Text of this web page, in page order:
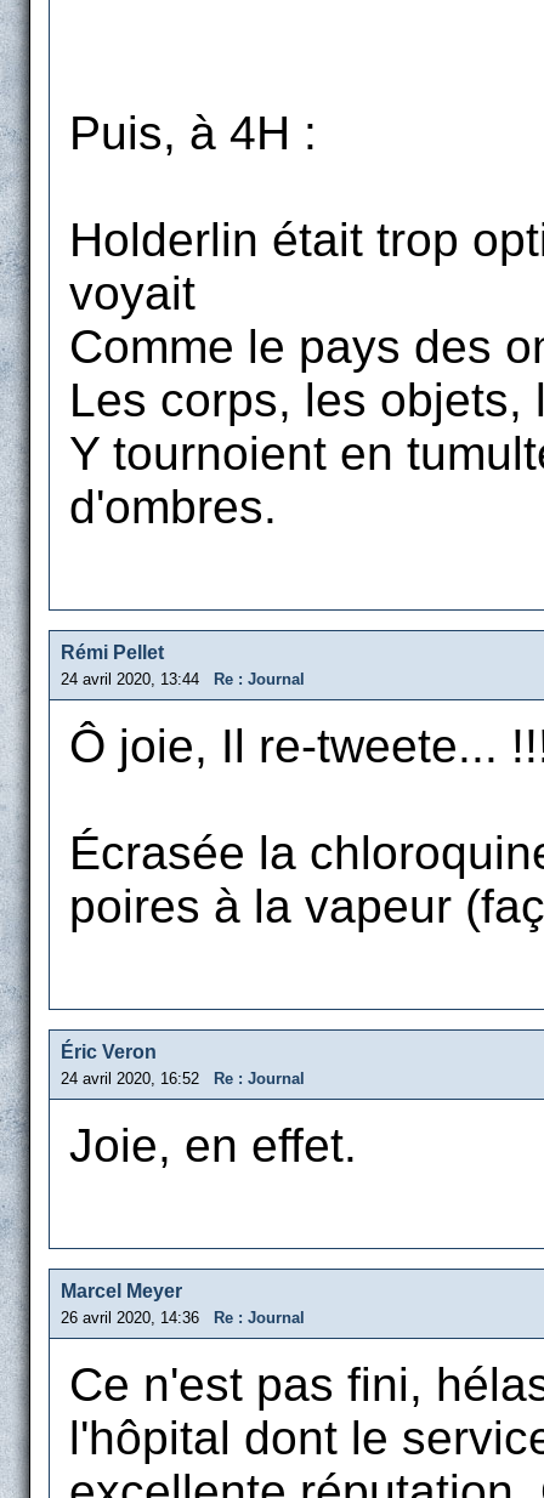
Puis, à 4H :
Holderlin était trop
voyait
Comme le pays des
Les corps, les
Y tournoient en
d'ombres.
Rémi Pellet
24 avril 2020, 13:44 Re : Journal
Ô joie, Il re-tweete...
Écrasée la
poires à la vapeur
Éric Veron
24 avril 2020, 16:52 Re : Journal
Joie, en effet.
Marcel Meyer
26 avril 2020, 14:36 Re : Journal
Ce n'est pas fini,
l'hôpital dont le